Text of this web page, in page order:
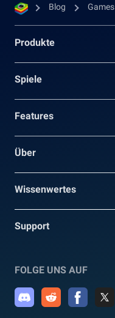
Blog Games
Produkte
Spiele
Features
Über
Wissenwertes
Support
FOLGE UNS AUF